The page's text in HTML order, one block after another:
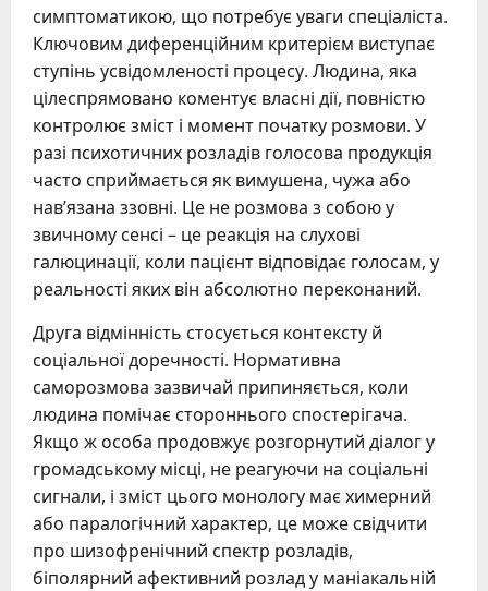
симптоматикою, що потребує уваги спеціаліста.
Ключовим диференційним критерієм виступає
ступінь усвідомленості процесу. Людина, яка
цілеспрямовано коментує власні дії, повністю
контролює зміст і момент початку розмови. У
разі психотичних розладів голосова продукція
часто сприймається як вимушена, чужа або
нав’язана ззовні. Це не розмова з собою у
звичному сенсі – це реакція на слухові
галюцинації, коли пацієнт відповідає голосам, у
реальності яких він абсолютно переконаний.
Друга відмінність стосується контексту й
соціальної доречності. Нормативна
саморозмова зазвичай припиняється, коли
людина помічає стороннього спостерігача.
Якщо ж особа продовжує розгорнутий діалог у
громадському місці, не реагуючи на соціальні
сигнали, і зміст цього монологу має химерний
або паралогічний характер, це може свідчити
про шизофренічний спектр розладів,
біполярний афективний розлад у маніакальній